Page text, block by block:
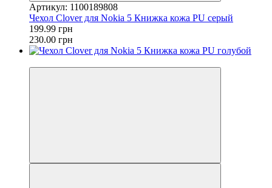
Артикул: 1100189808
Чехол Clover для Nokia 5 Книжка кожа PU серый
199.99 грн
230.00 грн